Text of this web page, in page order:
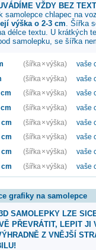
VŽDY BEZ
samolepce chlapec na
výška o 2-3 cm . Šířka
délce textu. U krátkých
samolepku, se šířka
(šířka × výška) vaše
(šířka × výška) vaše
(šířka × výška) vaše
(šířka × výška) vaše
cm
(šířka × výška) vaše
cm
(šířka × výška) vaše
cm
(šířka × výška) vaše
cm
(šířka × výška) vaše
grafiky na samolepce
SAMOLEPKY LZE
PŘEVRÁTIT, LEPIT JI
Z VNĚJŠÍ